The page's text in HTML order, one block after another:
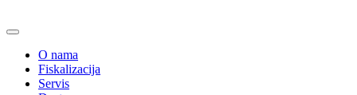
to
O nama
Fiskalizacija
Servis